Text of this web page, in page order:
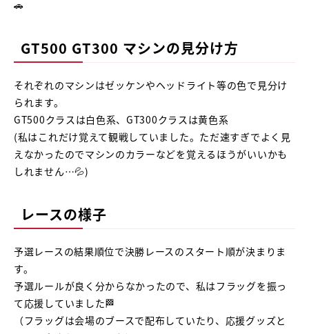
🚗
GT500 GT300 マシンの見分け方
それぞれのマシンはゼッケンやヘッドライト等の色で見分け
られます。
GT500クラスは白色系、GT300クラスは黄色系
(私はこれだけ覚えて観戦していました。ただ速すぎでよく見
えなかったのでマシンのカラーなどを覚えるほうがいいかも
しれません…💦)
レースの様子
予選レースの結果順位で決勝レースのスタート順が決まりま
す。
予選ルールが良く分からなかったので、私はフラッグを振っ
て応援していました🏁
（フラッグは会場のブースで配布していたり、応援グッズと